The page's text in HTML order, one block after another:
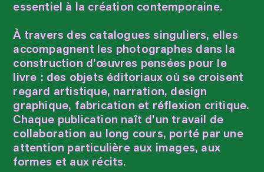
essentiel à la création contemporaine.
À travers des catalogues singuliers, elles
accompagnent les photographes dans la
construction d’œuvres pensées pour le
livre : des objets éditoriaux où se croisent
regard artistique, narration, design
graphique, fabrication et réflexion critique.
Chaque publication naît d’un travail de
collaboration au long cours, porté par une
attention particulière aux images, aux
formes et aux récits.